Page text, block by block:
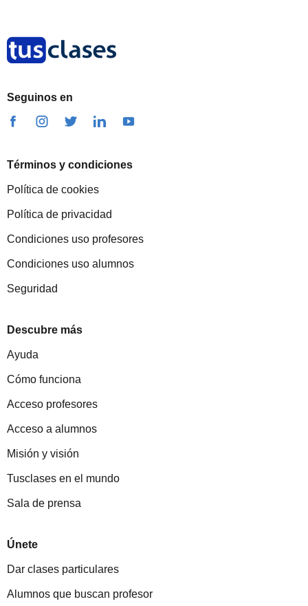
Seguinos en
Términos y condiciones
Política de cookies
Política de privacidad
Condiciones uso profesores
Condiciones uso alumnos
Seguridad
Descubre más
Ayuda
Cómo funciona
Acceso profesores
Acceso a alumnos
Misión y visión
Tusclases en el mundo
Sala de prensa
Únete
Dar clases particulares
Alumnos que buscan profesor